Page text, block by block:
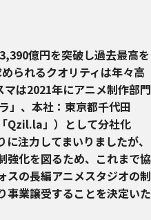
億円を突破し過去最高を
られるクオリティは年々高
マは2021年にアニメ制作部門
」、本社：東京都千代田
Qzil.la」）として分社化
注力してまいりましたが、
強化を図るため、これまで協
スの長編アニメスタジオの制
事業譲受することを決定いた